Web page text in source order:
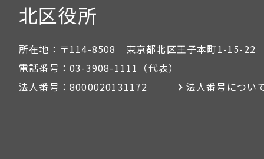
北区役所
所在地： 〒114-8508 東京都北区王子本町1-15-22
電話番号： 03-3908-1111 （代表）
法人番号： 8000020131172 法人番号につい